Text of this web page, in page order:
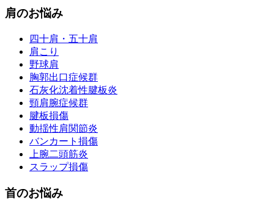
肩のお悩み
四十肩・五十肩
肩こり
野球肩
胸郭出口症候群
石灰化沈着性腱板炎
頸肩腕症候群
腱板損傷
動揺性肩関節炎
バンカート損傷
上腕二頭筋炎
スラップ損傷
首のお悩み